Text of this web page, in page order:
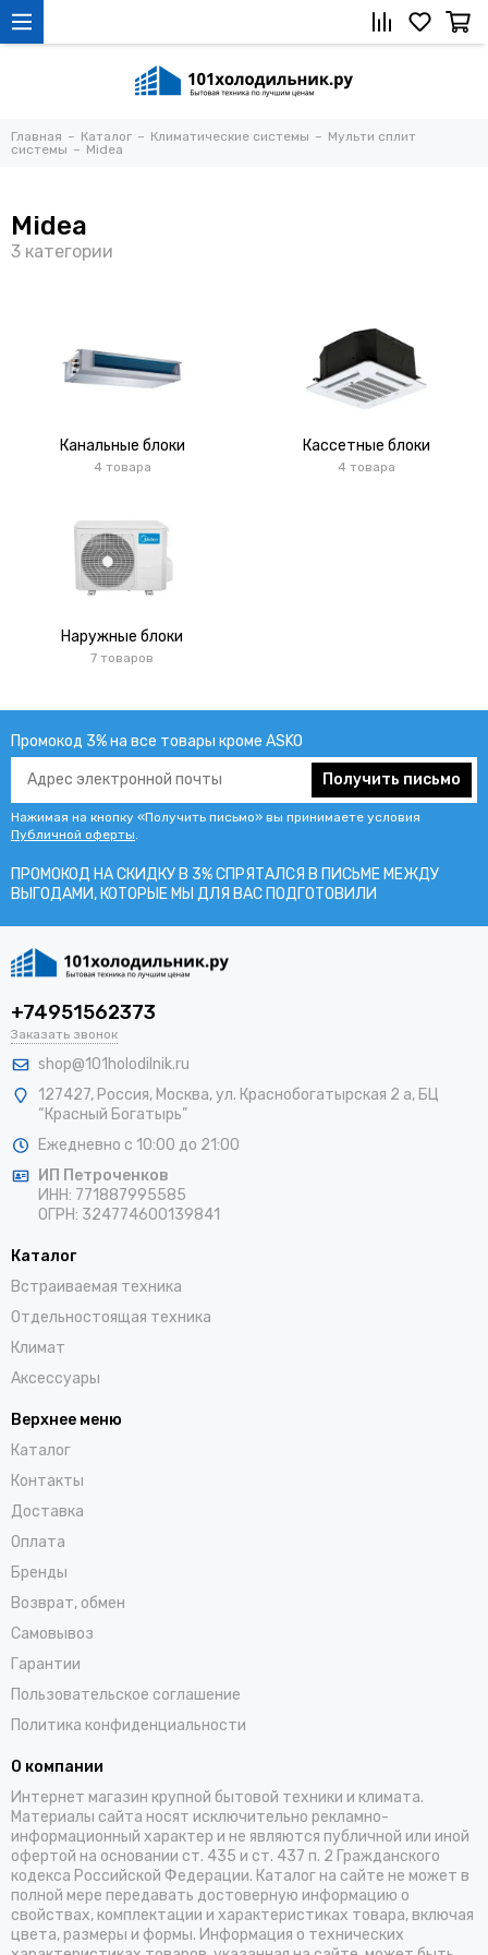
Главная Каталог Климатические системы
Мульти сплит
системы
Midea
Midea
Канальные блоки
4 товара
Кассетные блоки
4 товара
Наружные блоки
7 товаров
Промокод 3% на все товары кроме ASKO
Получить письмо
Нажимая на кнопку «Получить письмо» вы принимаете условия
Публичной оферты.
ПРОМОКОД НА СКИДКУ В 3% СПРЯТАЛСЯ В ПИCЬМЕ МЕЖДУ
ВЫГОДАМИ, КОТОРЫЕ МЫ ДЛЯ ВАС ПОДГОТОВИЛИ
+74951562373
Заказать звонок
shop@101holodilnik.ru
127427,Россия,Москва,ул. Краснобогатырская 2 а, БЦ
“Красный Богатырь”
Ежедневно с 10:00 до 21:00
ИП Петроченков
ИНН: 771887995585
ОГРН: 324774600139841
Каталог
Встраиваемая техника
Отдельностоящая техника
Климат
Аксессуары
Верхнее меню
Каталог
Контакты
Доставка
Оплата
Бренды
Возврат, обмен
Самовывоз
Гарантии
Пользовательское соглашение
Политика конфиденциальности
О компании
Интернет магазин крупной бытовой техники и климата.
Материалы сайта носят исключительно рекламно-
информационный характер и не являются публичной или иной
офертой на основании ст. 435 и ст. 437 п. 2 Гражданского
кодекса Российской Федерации. Каталог на сайте не может в
полной мере передавать достоверную информацию о
свойствах, комплектации и характеристиках товара, включая
цвета, размеры и формы. Информация о технических